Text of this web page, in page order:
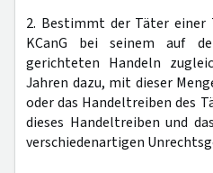
2. Bestimmt der Täter einer
KCanG bei seinem auf
gerichteten Handeln
Jahren dazu, mit dieser
oder das Handeltreiben des
dieses Handeltreiben und
verschiedenartigen